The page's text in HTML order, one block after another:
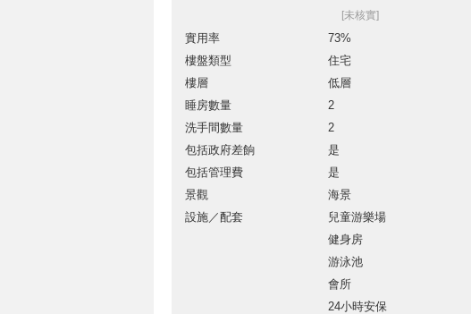
[未核實]
實用率
73%
樓盤類型
住宅
樓層
低層
睡房數量
2
洗手間數量
2
包括政府差餉
是
包括管理費
是
景觀
海景
設施／配套
兒童游樂場
健身房
游泳池
會所
24小時安保